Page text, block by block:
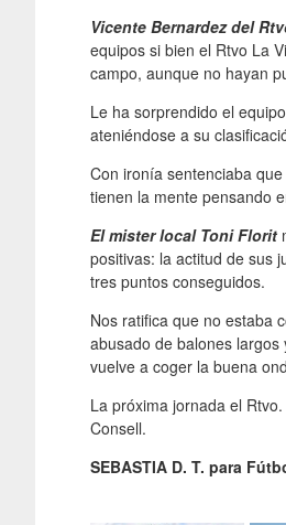
Vicente Bernardez del
equipos si bien el Rtvo La
campo, aunque no hayan
Le ha sorprendido el
ateniéndose a su
Con ironía sentenciaba
tienen la mente pensando
El mister local Toni Florit
positivas: la actitud de sus
tres puntos conseguidos.
Nos ratifica que no estaba
abusado de balones
vuelve a coger la buena
La próxima jornada el
Consell.
SEBASTIA D. T. para